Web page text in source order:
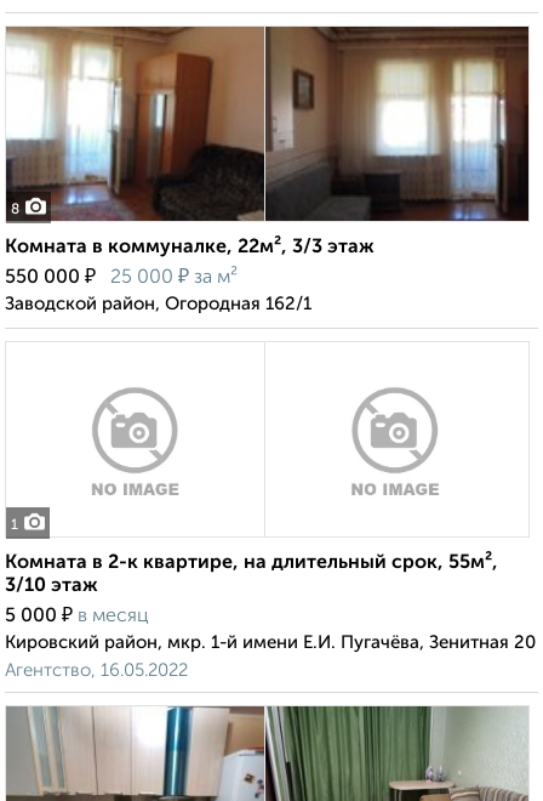
8
Комната в коммуналке, 22м², 3/3 этаж
550 000 ₽ 25 000 ₽ за м²
Заводской район, Огородная 162/1
1
Комната в 2-к квартире, на длительный срок, 55м²,
3/10 этаж
5 000 ₽ в месяц
Кировский район, мкр. 1-й имени Е.И. Пугачёва, Зенитная 20
Агентство, 16.05.2022